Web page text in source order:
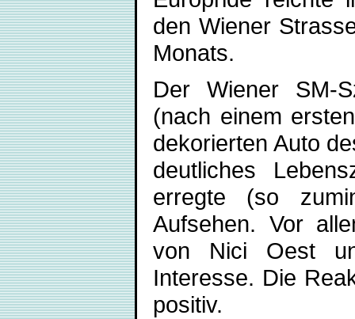
den Wiener
Monats.
Der Wiener SM-
(nach einem
dekorierten Auto
deutliches
erregte (so
Aufsehen. Vor
von Nici Oest
Interesse. Die
positiv.